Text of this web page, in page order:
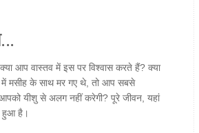
आप वास्तव में इस पर विश्वास करते हैं? क्या
में मसीह के साथ मर गए थे, तो आप सबसे
यीशु से अलग नहीं करेगी? पूरे जीवन, यहां
हुआ है।